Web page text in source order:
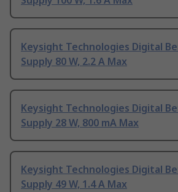
Keysight Technologies Digital
Supply 80 W, 2.2 A Max
Keysight Technologies Digital
Supply 28 W, 800 mA Max
Keysight Technologies Digital
Supply 49 W, 1.4 A Max